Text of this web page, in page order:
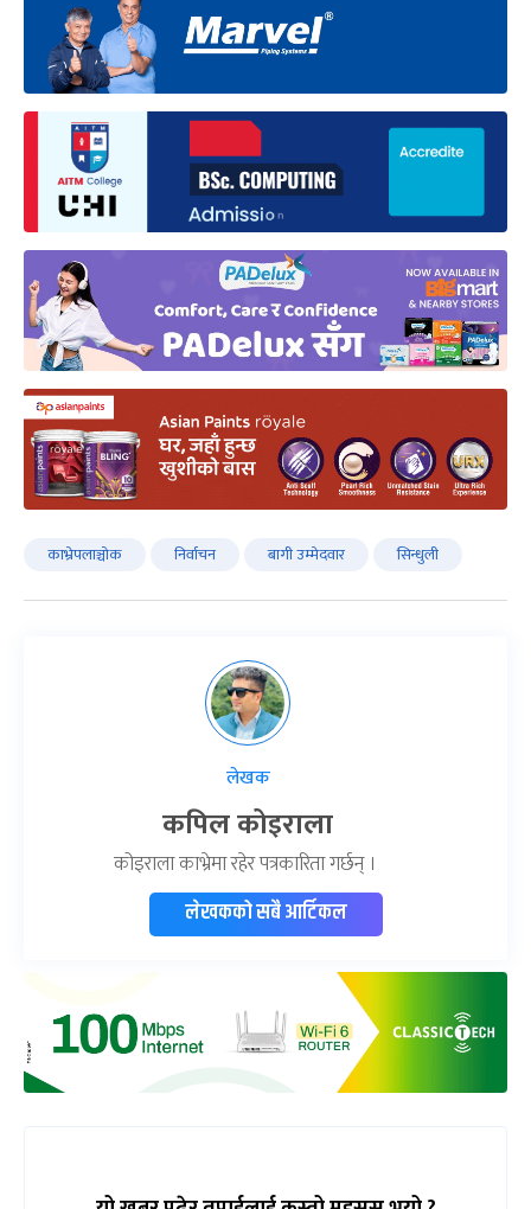
काभ्रेपलाञ्चोक निर्वाचन बागी उम्मेदवार सिन्धुली
लेखक
कपिल कोइराला
कोइराला काभ्रेमा रहेर पत्रकारिता गर्छन् ।
लेखकको सबै आर्टिकल